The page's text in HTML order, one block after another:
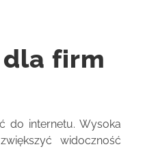
dla firm
do internetu. Wysoka
widoczność